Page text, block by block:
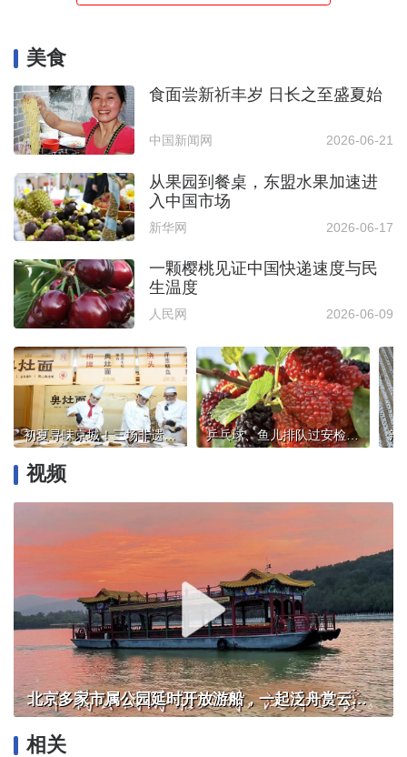
美食
食面尝新祈丰岁 日长之至盛夏始
中国新闻网 2026-06-21
从果园到餐桌，东盟水果加速进
入中国市场
新华网 2026-06-17
一颗樱桃见证中国快递速度与民
生温度
人民网 2026-06-09
初夏寻味京城！三场非遗美食盛宴，一口尝尽千年人间风味 乒乓球、鱼儿排队过安检？高铁站里的“消费新图鉴”
视频
北京多家市属公园延时开放游船，一起泛舟赏云霞！
相关